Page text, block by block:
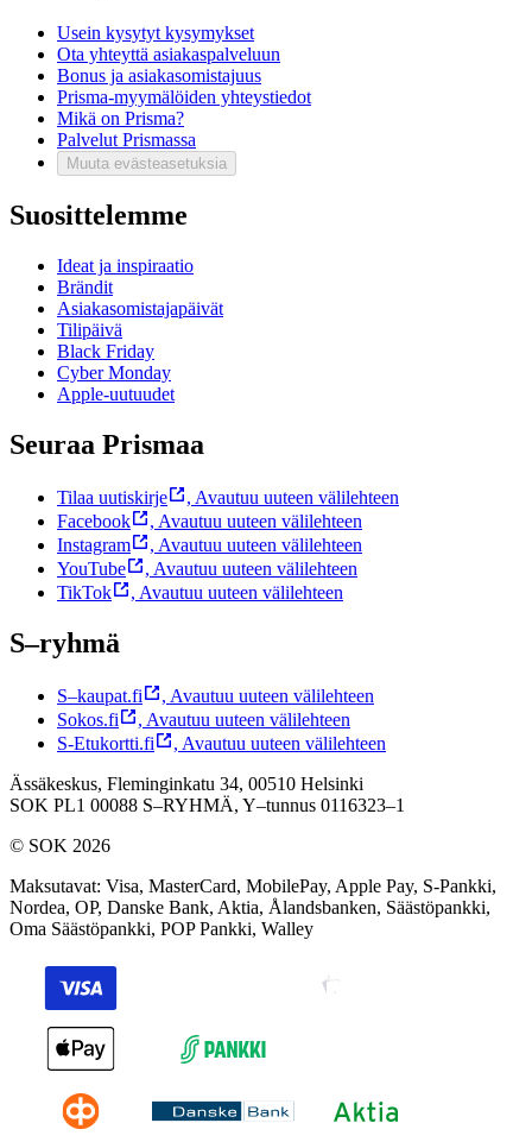
Usein kysytyt kysymykset
Ota yhteyttä asiakaspalveluun
Bonus ja asiakasomistajuus
Prisma-myymälöiden yhteystiedot
Mikä on Prisma?
Palvelut Prismassa
Muuta evästeasetuksia
Suosittelemme
Ideat ja inspiraatio
Brändit
Asiakasomistajapäivät
Tilipäivä
Black Friday
Cyber Monday
Apple-uutuudet
Seuraa Prismaa
Tilaa uutiskirje , Avautuu uuteen välilehteen
Facebook
, Avautuu uuteen välilehteen
Instagram
, Avautuu uuteen välilehteen
YouTube
, Avautuu uuteen välilehteen
TikTok
, Avautuu uuteen välilehteen
S–ryhmä
S–kaupat.fi , Avautuu uuteen välilehteen
Sokos.fi
, Avautuu uuteen välilehteen
S-Etukortti.fi
, Avautuu uuteen välilehteen
Ässäkeskus, Fleminginkatu 34, 00510 Helsinki
SOK PL1 00088 S–RYHMÄ, Y–tunnus 0116323–1
© SOK 2026
Maksutavat: Visa, MasterCard, MobilePay, Apple Pay, S-Pankki,
Nordea, OP, Danske Bank, Aktia, Ålandsbanken, Säästöpankki,
Oma Säästöpankki, POP Pankki, Walley